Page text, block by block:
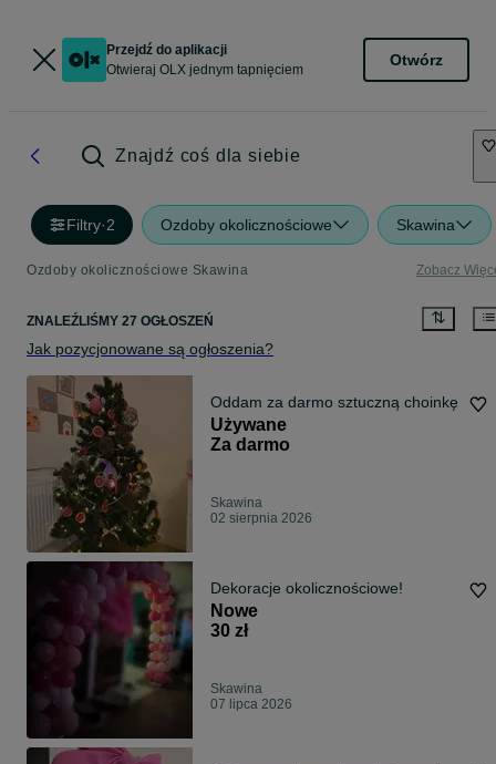
Przejdź do aplikacji
Otwieraj OLX jednym tapnięciem
Otwórz
Znajdź coś dla siebie
Filtry·2 Ozdoby okolicznościowe Skawina
Ozdoby okolicznościowe Skawina Zobacz
ZNALEŹLIŚMY 27 OGŁOSZEŃ
Jak pozycjonowane są ogłoszenia?
Oddam za darmo sztuczną choinkę
Używane
Za darmo
Skawina
02 sierpnia 2026
Dekoracje okolicznościowe!
Nowe
30 zł
Skawina
07 lipca 2026